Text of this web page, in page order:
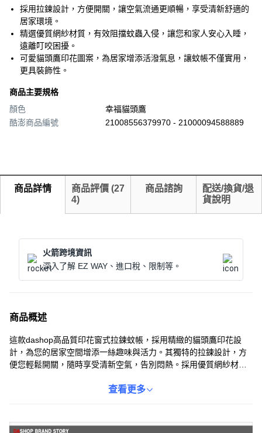
採用拉鍊設計，方便開關，讓空氣流通更順暢，享受清新舒適的
居家環境。
精選優質網紗材質，有效阻擋蚊蟲入侵，讓您和家人安心入睡，
遠離叮咬困擾。
可愛貓頭鷹印花圖案，為居家增添活潑氣息，讓蚊帳不僅實用，
更具裝飾性。
商品主要規格
顏色
幸福貓頭鷹
酷澎商品編號
21008556379970 - 21000094588889
商品詳情 商品評價 (27
4)
商品諮詢
配送/換貨/退
貨說明
火箭跨境資訊
深入了解 EZ WAY、進口稅、限制等。
商品概述
這款dashop高品質印花窗式拉鍊蚊帳，採用精緻的貓頭鷹印花設
計，為您的居家空間增添一絲趣味與活力。其獨特的拉鍊設計，方
便您輕鬆開關，隨時享受清新空氣，告別悶熱。採用優質網紗材
苦。尺寸為180 x 150公分，適用於多種窗戶尺寸，安裝簡便，是您
查看更多